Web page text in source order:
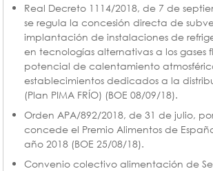
Real Decreto 1114/2018, de 7 de
se regula la concesión directa de
implantación de instalaciones de
en tecnologías alternativas a los gases
potencial de calentamiento
establecimientos dedicados a la
(Plan PIMA FRÍO) (BOE 08/09/18).
Orden APA/892/2018, de 31 de julio,
concede el Premio Alimentos de
año 2018 (BOE 25/08/18).
Convenio colectivo alimentación de